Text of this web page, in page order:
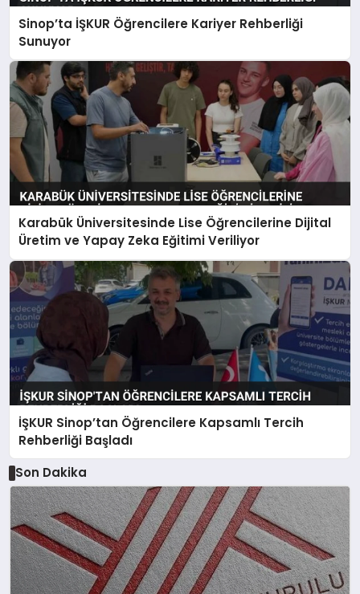
Sinop’ta İŞKUR Öğrencilere Kariyer Rehberliği
Sunuyor
Karabük Üniversitesinde Lise Öğrencilerine Dijital
Üretim ve Yapay Zeka Eğitimi Veriliyor
İŞKUR Sinop’tan Öğrencilere Kapsamlı Tercih
Rehberliği Başladı
Son Dakika